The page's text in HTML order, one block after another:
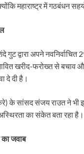
महाराष्ट्र में गठबंधन
गुट द्वारा अपने
खरीद-फरोख्त से बचाव
दे दी है।
के सांसद संजय राउत ने भी
का संकेत बता रहा है।
जवाब